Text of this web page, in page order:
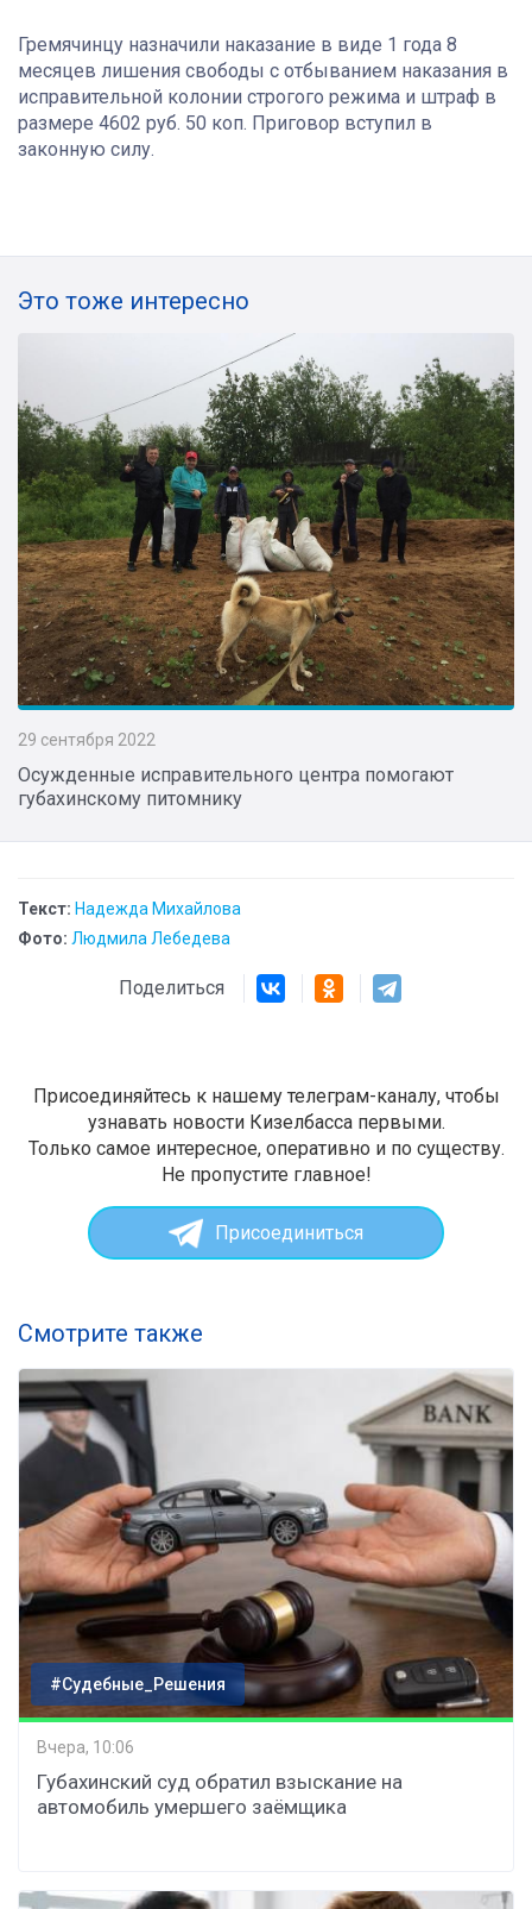
Гремячинцу назначили наказание в виде 1 года 8
месяцев лишения свободы с отбыванием наказания в
исправительной колонии строгого режима и штраф в
размере 4602 руб. 50 коп. Приговор вступил в
законную силу.
Это тоже интересно
29 сентября 2022
Осужденные исправительного центра помогают
губахинскому питомнику
Текст: Надежда Михайлова
Фото: Людмила Лебедева
Поделиться
Присоединяйтесь к нашему телеграм-каналу, чтобы
узнавать новости Кизелбасса первыми.
Только самое интересное, оперативно и по существу.
Не пропустите главное!
Присоединиться
Смотрите также
#Судебные_Решения
Вчера, 10:06
Губахинский суд обратил взыскание на
автомобиль умершего заёмщика